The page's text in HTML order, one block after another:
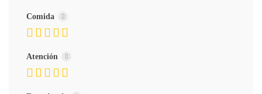
Comida
Atención